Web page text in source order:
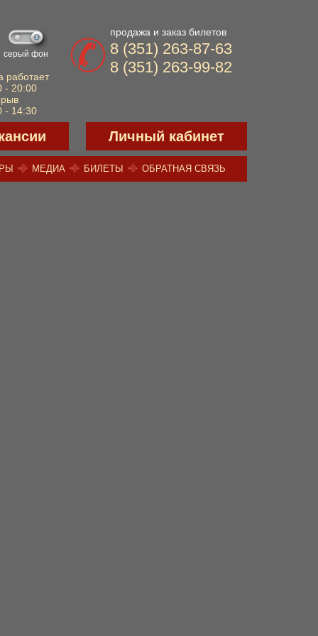
серый фон
работает
- 20:00
- 14:30
продажа и заказ билетов
8 (351) 263-87-63
8 (351) 263-99-82
Личный кабинет
МЕДИА БИЛЕТЫ ОБРАТНАЯ СВЯЗЬ